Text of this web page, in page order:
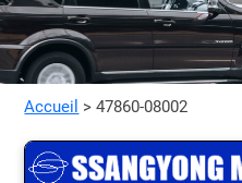
Accueil > 47860-08002